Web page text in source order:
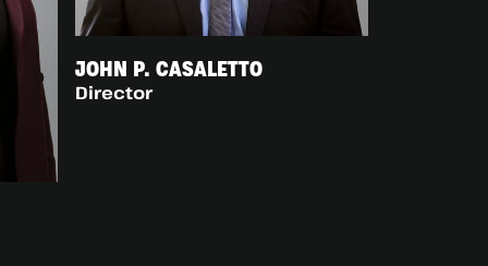
JOHN P. CASALETTO
Director